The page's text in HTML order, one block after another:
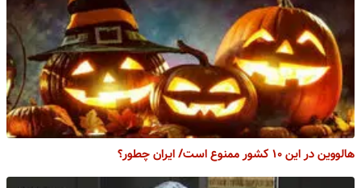
هالووین در این ۱۰ کشور ممنوع است/ ایران چطور؟